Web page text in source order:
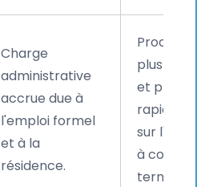
Charge
administrative
accrue due à
l'emploi formel
et à la
résidence.
plus
et plus
rapide
sur
à court
terme.